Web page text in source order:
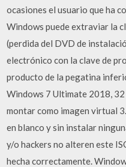
ocasiones el usuario que ha
Windows puede extraviar la
(perdida del DVD de
electrónico con la clave de
producto de la pegatina
Windows 7 Ultimate 2018,
montar como imagen virtual
en blanco y sin instalar
y/o hackers no alteren este
hecha correctamente.